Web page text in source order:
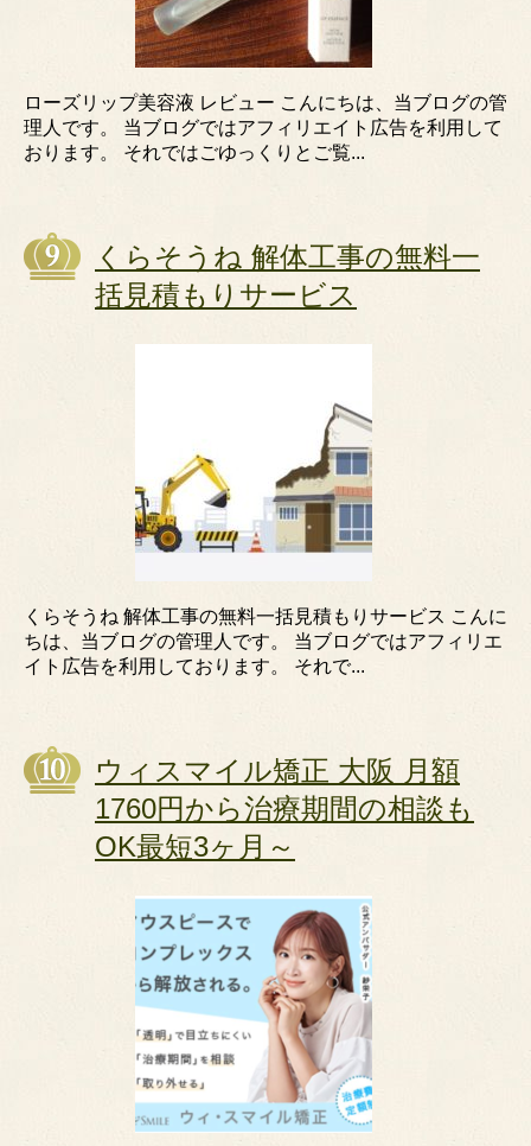
ローズリップ美容液 レビュー こんにちは、当ブログの管
理人です。 当ブログではアフィリエイト広告を利用して
おります。 それではごゆっくりとご覧...
くらそうね 解体工事の無料一
括見積もりサービス
くらそうね 解体工事の無料一括見積もりサービス こんに
ちは、当ブログの管理人です。 当ブログではアフィリエ
イト広告を利用しております。 それで...
ウィスマイル矯正 大阪 月額
1760円から治療期間の相談も
OK最短3ヶ月～